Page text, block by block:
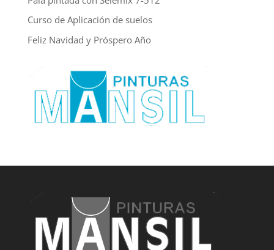
Curso de Aplicación de suelos
Feliz Navidad y Próspero Año